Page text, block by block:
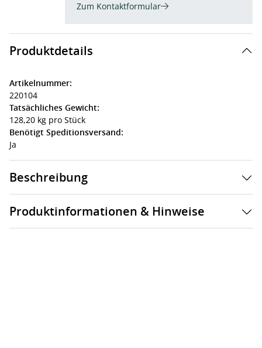
Zum Kontaktformular
Produktdetails
Artikelnummer:
220104
Tatsächliches Gewicht:
128,20 kg pro Stück
Benötigt Speditionsversand:
Ja
Beschreibung
Produktinformationen & Hinweise